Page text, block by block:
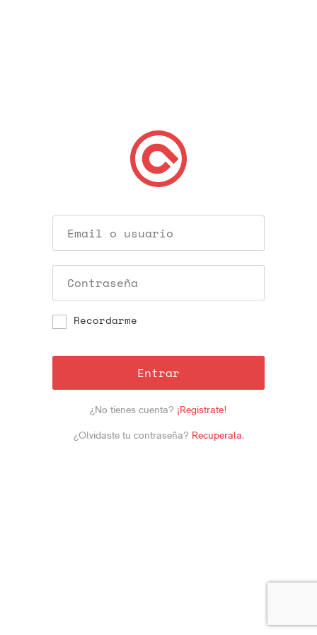
Recordarme
Entrar
¿No tienes cuenta? ¡Registrate!
¿Olvidaste tu contraseña? Recuperala.